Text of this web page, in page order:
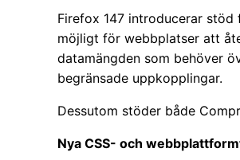
Firefox 147 introducerar stöd
möjligt för webbplatser att
datamängden som behöver
begränsade uppkopplingar.
Dessutom stöder både
Nya CSS- och